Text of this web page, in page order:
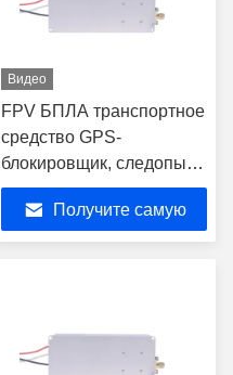
Видео
FPV БПЛА транспортное
средство GPS-
блокировщик, следопыт,
скремблер,
антидроновый модуль
600-700 MHz
Получите самую